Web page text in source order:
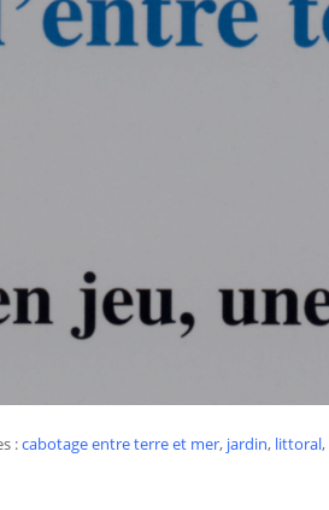
:cabotage entre terre et mer, jardin, littoral,